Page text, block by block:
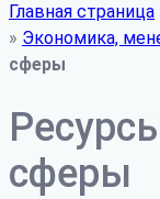
Главная страница
» Экономика,
сферы
сферы